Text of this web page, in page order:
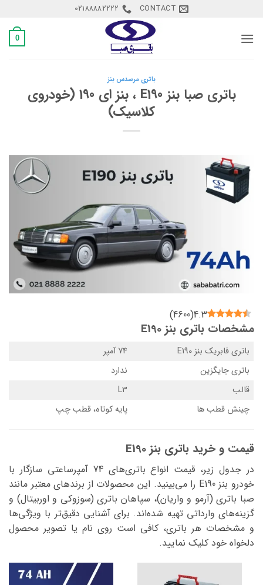
content
CONTACT
02188882222
0
باتری مرسدس بنز
باتری صبا بنز E190 ، بنز ای 190 (خودروی
کلاسیک)
4.3
(
4600
)
مشخصات باتری بنز E190
باتری فابریک بنز E190
74 آمپر
باتری جایگزین
ندارد
قالب
L3
چینش قطب ها
پایه کوتاه، قطب چپ
قیمت و خرید باتری بنز E190
در جدول زیر، قیمت انواع باتری‌های 74 آمپرساعتی سازگار با
خودرو بنز E190 را می‌بینید. این محصولات از برندهای معتبر مانند
صبا باتری (آرمو و واریان)، سپاهان باتری (سوزوکی و اوربیتال) و
گزینه‌های وارداتی تهیه شده‌اند. برای آشنایی دقیق‌تر با ویژگی‌ها
و مشخصات هر باتری، کافی است روی نام یا تصویر محصول
دلخواه خود کلیک نمایید.